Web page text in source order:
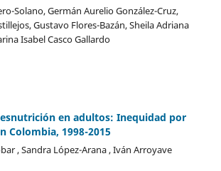
Solano, Germán Aurelio González-Cruz,
Gustavo Flores-Bazán, Sheila Adriana
Isabel Casco Gallardo
en adultos: Inequidad por
Colombia, 1998-2015
, Sandra López-Arana , Iván Arroyave